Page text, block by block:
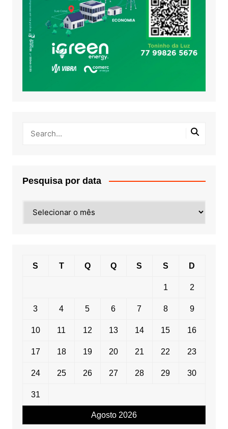
Pesquisa por data
por
Agosto 2026
S T Q Q S S D
1 2
3 4 5 6 7 8 9
10 11 12 13 14 15 16
17 18 19 20 21 22 23
24 25 26 27 28 29 30
31